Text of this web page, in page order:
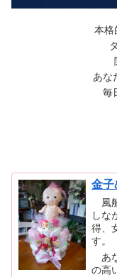
本格
あな
毎
金子
風
しな
得、
す。
あ
の高